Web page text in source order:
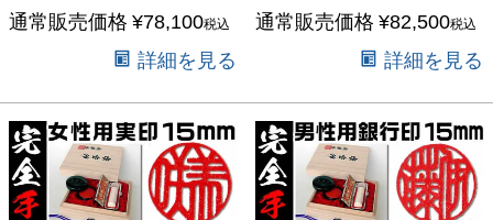
通常販売価格 ¥78,100税込
詳細を見る
通常販売価格 ¥82,500税込
詳細を見る